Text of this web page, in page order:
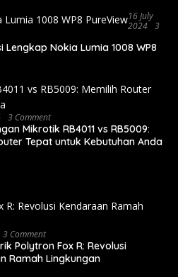
16 July
2024 3
Lengkap Nokia Lumia 1008 WP8
3 Comment
Mikrotik RB4011 vs RB5009:
Tepat untuk Kebutuhan Anda
3 Comment
Polytron Fox R: Revolusi
Ramah Lingkungan